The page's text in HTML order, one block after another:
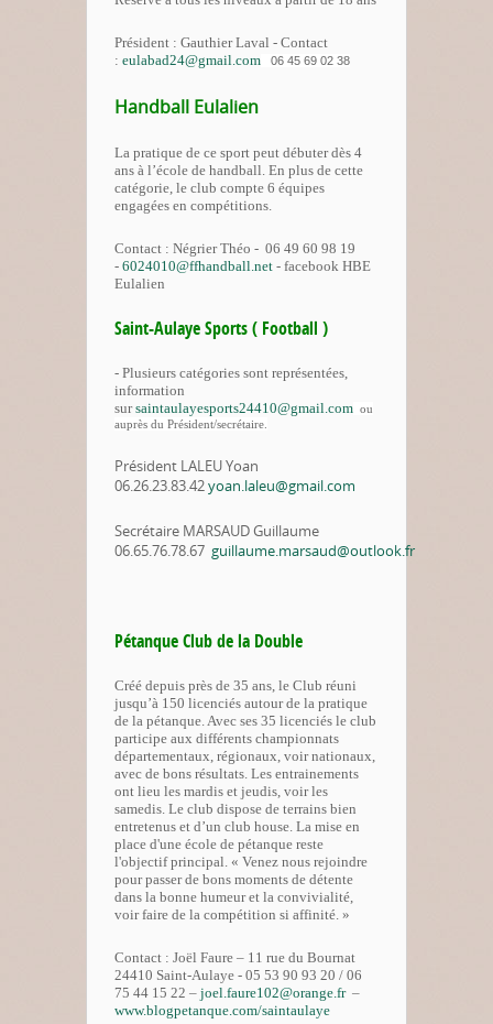
Président : Gauthier Laval - Contact
: eulabad24@gmail.com 06 45 69 02 38
Handball Eulalien
La pratique de ce sport peut débuter dès 4
ans à l’école de handball. En plus de cette
catégorie, le club compte 6 équipes
engagées en compétitions.
Contact : Négrier Théo - 06 49 60 98 19
- 6024010@ffhandball.net - facebook HBE
Eulalien
Saint-Aulaye Sports ( Football )
- Plusieurs catégories sont représentées,
information
sursaintaulayesports24410@gmail.com ou
auprès du Président/secrétaire.
Président LALEU Yoan
06.26.23.83.42yoan.laleu@gmail.com
Secrétaire MARSAUD Guillaume
06.65.76.78.67 guillaume.marsaud@outlook.fr
Pétanque Club de la Double
Créé depuis près de 35 ans, le Club réuni
jusqu’à 150 licenciés autour de la pratique
de la pétanque. Avec ses 35 licenciés le club
participe aux différents championnats
départementaux, régionaux, voir nationaux,
avec de bons résultats. Les entrainements
ont lieu les mardis et jeudis, voir les
samedis. Le club dispose de terrains bien
entretenus et d’un club house. La mise en
place d'une école de pétanque reste
l'objectif principal. « Venez nous rejoindre
pour passer de bons moments de détente
dans la bonne humeur et la convivialité,
voir faire de la compétition si affinité. »
Contact : Joël Faure – 11 rue du Bournat
24410 Saint-Aulaye - 05 53 90 93 20 / 06
75 44 15 22 – joel.faure102@orange.fr–
www.blogpetanque.com/saintaulaye